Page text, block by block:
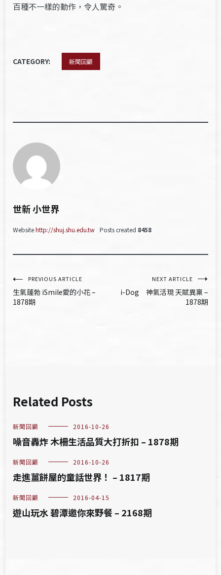
百種不一樣的動作，令人驚奇。
CATEGORY: 新聞回顧
世新 小世界
Websitehttp://shuj.shu.edu.tw Posts created 8458
文
章
PREVIOUS ARTICLE
生氣蓬勃 iSmile愛的小花 –
1878期
NEXT ARTICLE
i-Dog 神氣活現 天賦異稟 –
1878期
Related Posts
新聞回顧 2016-10-26
噪音轟炸 木柵生活品質大打折扣 – 1878期
新聞回顧 2016-10-26
走進薑餅屋的童話世界！ – 1817期
新聞回顧 2016-04-15
遊山玩水 碧潭邀你來野餐 – 2168期